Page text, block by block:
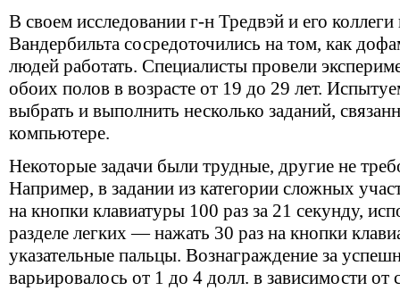
В своем исследовании г-н Тредвэй и его коллеги
Вандербильта сосредоточились на том, как
людей работать. Специалисты провели
обоих полов в возрасте от 19 до 29 лет.
выбрать и выполнить несколько заданий,
компьютере.
Некоторые задачи были трудные, другие не
Например, в задании из категории сложных
на кнопки клавиатуры 100 раз за 21 секунду,
разделе легких — нажать 30 раз на кнопки
указательные пальцы. Вознаграждение за
варьировалось от 1 до 4 долл. в зависимости от